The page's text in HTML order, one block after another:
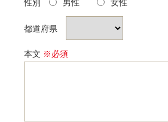
都道府県
本文 ※必須